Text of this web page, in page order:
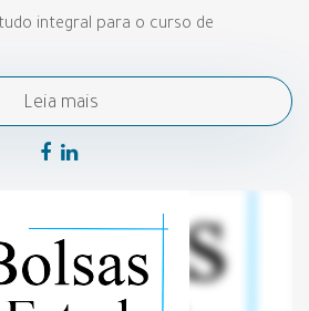
integral para o curso de
Leia mais